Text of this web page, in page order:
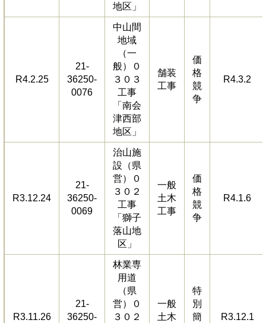
地区」
R4.2.25
21-
36250-
0076
中山間
地域
（一
般）０
３０３
工事
「南会
津西部
地区」
舗装
工事
価
格
競
争
R4.3.2
R3.12.24
21-
36250-
0069
治山施
設（県
営）０
３０２
工事
「獅子
落山地
区」
一般
土木
工事
価
格
競
争
R4.1.6
R3.11.26
21-
36250-
林業専
用道
（県
営）０
３０２
一般
土木
特
別
簡
R3.12.1